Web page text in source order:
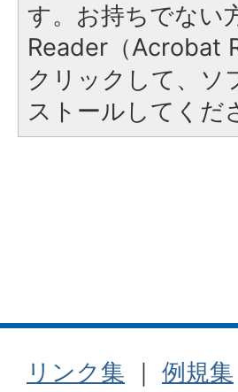
す。お持ちでない
Reader（Acrobat
クリックして、ソ
ストールしてくだ
リンク集 ｜ 例規集